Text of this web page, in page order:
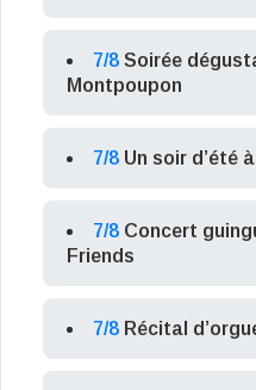
7/8 Soirée
Montpoupon
7/8 Un soir d’été
7/8 Concert
Friends
7/8 Récital